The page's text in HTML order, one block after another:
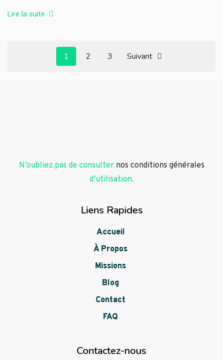
Lire la suite
1 2 3 Suivant
N’oubliez pas de consulter nos conditions générales
d’utilisation.
Liens Rapides
Accueil
À Propos
Missions
Blog
Contact
FAQ
Contactez-nous